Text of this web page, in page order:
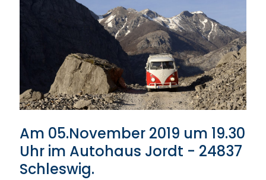
Am 05.November 2019 um 19.30
Uhr im Autohaus Jordt - 24837
Schleswig.